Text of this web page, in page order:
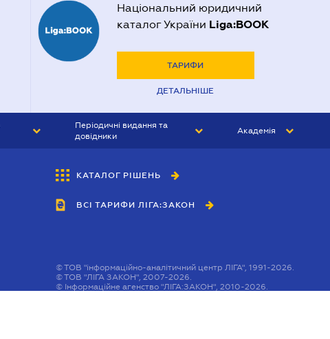
Національний юридичний
каталог України Liga:BOOK
ТАРИФИ
ДЕТАЛЬНІШЕ
Періодичні видання та
довідники
БУХГАЛТЕР&ЗАКОН
ВІСНИК МСФЗ
Академія
КАТАЛОГ РІШЕНЬ
ВСІ ТАРИФИ ЛІГА:ЗАКОН
©ТОВ "інформаційно-аналітичний центр ЛІГА", 1991-2026.
©ТОВ "ЛІГА ЗАКОН", 2007-2026.
© Інформаційне агенство "ЛІГА:ЗАКОН", 2010-2026.